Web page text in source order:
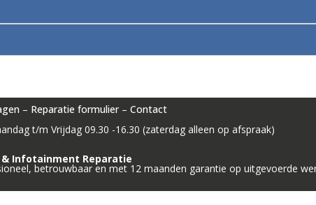
– Reparatie formulier– Contact
t/m Vrijdag 09.30 -16.30 (zaterdag alleen op afspraak)
& Infotainment Reparatie
betrouwbaar en met 12 maanden garantie op uitgevoerde